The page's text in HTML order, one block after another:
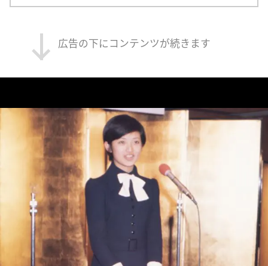
広告の下にコンテンツが続きます